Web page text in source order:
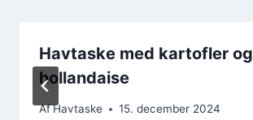
Havtaske med kartofler og
hollandaise
AfHavtaske 15. december 2024